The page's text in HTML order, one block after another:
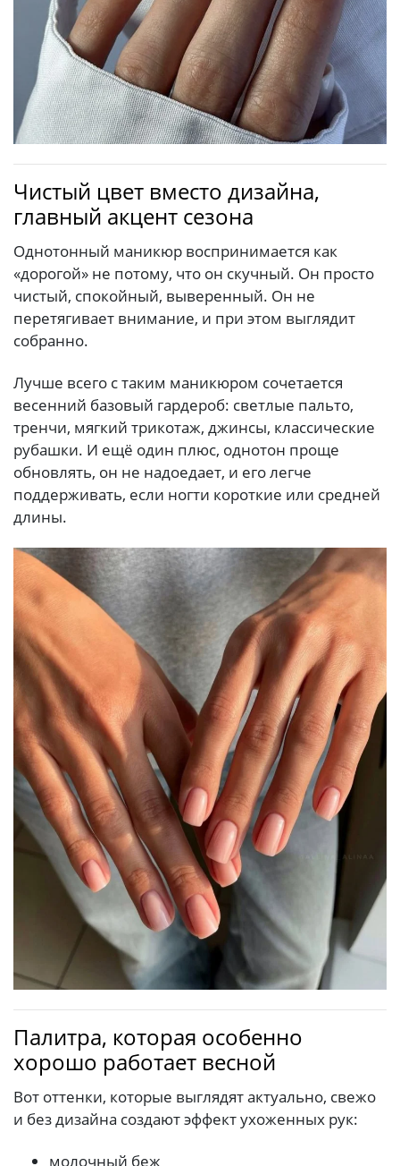
Чистый цвет вместо дизайна,
главный акцент сезона
Однотонный маникюр воспринимается как
«дорогой» не потому, что он скучный. Он просто
чистый, спокойный, выверенный. Он не
перетягивает внимание, и при этом выглядит
собранно.
Лучше всего с таким маникюром сочетается
весенний базовый гардероб: светлые пальто,
тренчи, мягкий трикотаж, джинсы, классические
рубашки. И ещё один плюс, однотон проще
обновлять, он не надоедает, и его легче
поддерживать, если ногти короткие или средней
длины.
Палитра, которая особенно
хорошо работает весной
Вот оттенки, которые выглядят актуально, свежо
и без дизайна создают эффект ухоженных рук:
молочный беж